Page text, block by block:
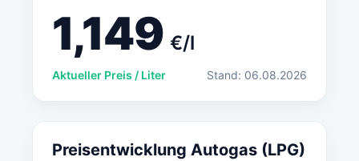
1,149 €/l
Aktueller Preis / Liter Stand: 06.08.2026
Preisentwicklung Autogas (LPG)